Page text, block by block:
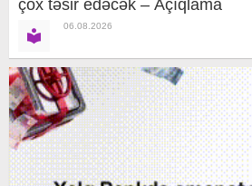
çox təsir edəcək – Açıqlama
06.08.2026